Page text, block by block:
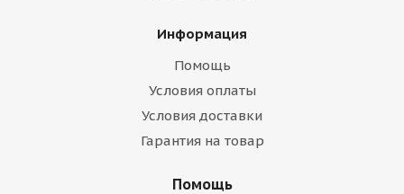
Информация
Помощь
Условия оплаты
Условия доставки
Гарантия на товар
Помощь